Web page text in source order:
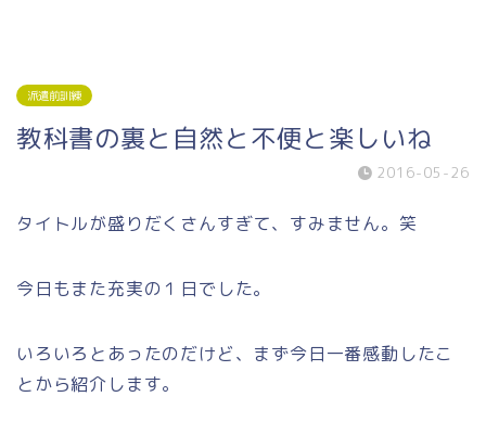
派遣前訓練
教科書の裏と自然と不便と楽しいね
2016-05-26
タイトルが盛りだくさんすぎて、すみません。笑
今日もまた充実の１日でした。
いろいろとあったのだけど、まず今日一番感動したこ
とから紹介します。